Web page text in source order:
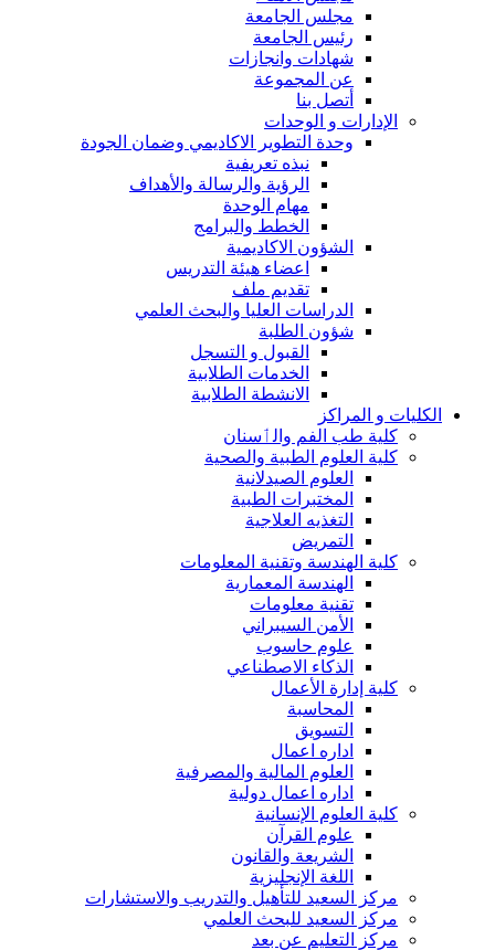
مجلس الجامعة
رئيس الجامعة
شهادات وانجازات
عن المجموعة
أتصل بنا
الإدارات و الوحدات
وحدة التطوير الاكاديمي وضمان الجودة
نبذه تعريفية
الرؤية والرسالة والأهداف
مهام الوحدة
الخطط والبرامج
الشؤون الاكاديمية
اعضاء هيئة التدريس
تقديم ملف
الدراسات العليا والبحث العلمي
شؤون الطلبة
القبول و التسجل
الخدمات الطلابية
الانشطة الطلابية
الكليات و المراكز
كلية طب الفم والٲسنان
كلية العلوم الطبية والصحية
العلوم الصيدلانية
المختبرات الطبية
التغذيه العلاجية
التمريض
كلية الهندسة وتقنية المعلومات
الهندسة المعمارية
تقنية معلومات
الأمن السيبراني
علوم حاسوب
الذكاء الاصطناعي
كلية إدارة الأعمال
المحاسبة
التسويق
اداره اعمال
العلوم المالية والمصرفية
اداره اعمال دولية
كلية العلوم الإنسانية
علوم القرآن
الشريعة والقانون
اللغة الإنجليزية
مركز السعيد للتأهيل والتدريب والاستشارات
مركز السعيد للبحث العلمي
مركز التعليم عن بعد